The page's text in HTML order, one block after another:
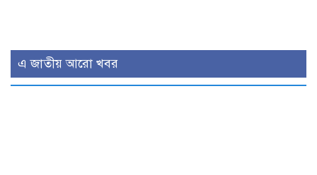
এ জাতীয় আরো খবর